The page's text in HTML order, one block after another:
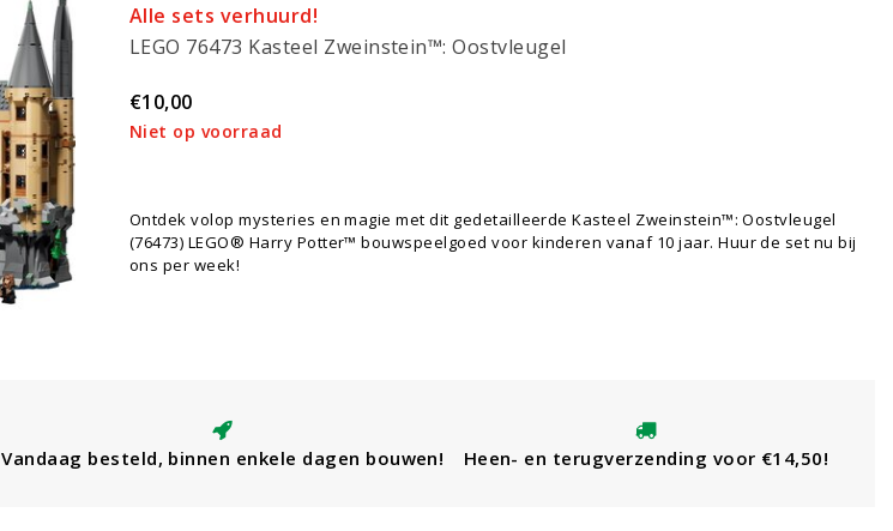
Alle sets verhuurd!
LEGO 76473 Kasteel Zweinstein™: Oostvleugel
€10,00
Niet op voorraad
Ontdek volop mysteries en magie met dit gedetailleerde Kasteel Zweinstein™: Oostvleugel
(76473) LEGO® Harry Potter™ bouwspeelgoed voor kinderen vanaf 10 jaar. Huur de set nu bij
ons per week!
Vandaag besteld, binnen enkele dagen bouwen! Heen- en terugverzending voor €14,50!